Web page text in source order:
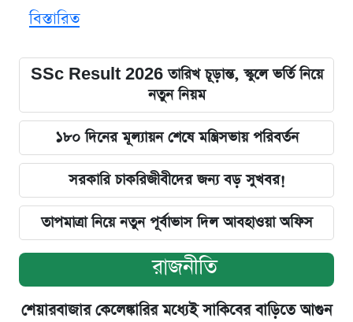
বিস্তারিত
SSc Result 2026 তারিখ চূড়ান্ত, স্কুলে ভর্তি নিয়ে
নতুন নিয়ম
১৮০ দিনের মূল্যায়ন শেষে মন্ত্রিসভায় পরিবর্তন
সরকারি চাকরিজীবীদের জন্য বড় সুখবর!
তাপমাত্রা নিয়ে নতুন পূর্বাভাস দিল আবহাওয়া অফিস
রাজনীতি
শেয়ারবাজার কেলেঙ্কারির মধ্যেই সাকিবের বাড়িতে আগুন